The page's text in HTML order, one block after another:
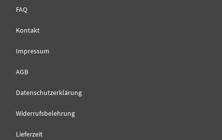
FAQ
Kontakt
Impressum
AGB
Datenschutzerklärung
Widerrufsbelehrung
Lieferzeit